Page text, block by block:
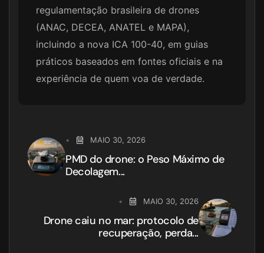
regulamentação brasileira de drones
(ANAC, DECEA, ANATEL e MAPA),
incluindo a nova ICA 100-40, em guias
práticos baseados em fontes oficiais e na
experiência de quem voa de verdade.
MAIO 30, 2026
PMD do drone: o Peso Máximo de
Decolagem...
MAIO 30, 2026
Drone caiu no mar: protocolo de
recuperação, perda...